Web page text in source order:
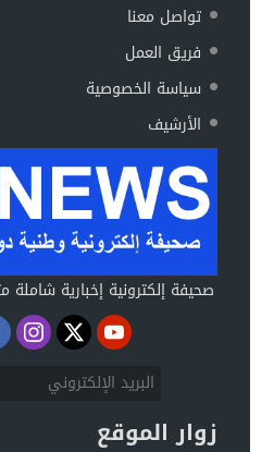
تواصل معنا
فريق العمل
سياسة الخصوصية
الأرشيف
صحيفة إلكترونية إخبارية
زوار الموقع